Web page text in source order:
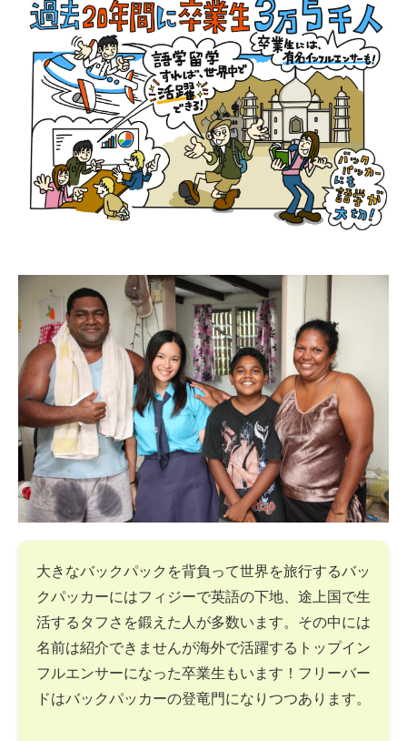
大きなバックパックを背負って世界を旅行するバッ
クパッカーにはフィジーで英語の下地、途上国で生
活するタフさを鍛えた人が多数います。その中には
名前は紹介できませんが海外で活躍するトップイン
フルエンサーになった卒業生もいます！フリーバー
ドはバックパッカーの登竜門になりつつあります。